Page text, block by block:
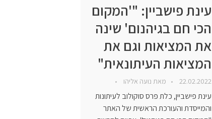
עינת פישביין: "'המקום
הכי חם בגיהנום' שינה
את המציאות וגם את
המציאות העיתונאית"
22.02.2022 מאת נועה אליהו
עינת פישביין, כלת פרס סוקולוב לעיתונות
והמייסדת והעורכת הראשית של האתר